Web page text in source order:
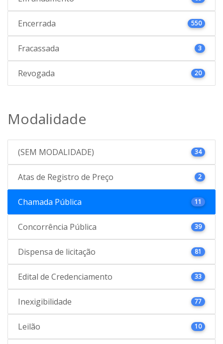
Encerrada 550
Fracassada 3
Revogada 20
Modalidade
(SEM MODALIDADE) 34
Atas de Registro de Preço 2
Chamada Pública 11
Concorrência Pública 39
Dispensa de licitação 81
Edital de Credenciamento 33
Inexigibilidade 77
Leilão 10